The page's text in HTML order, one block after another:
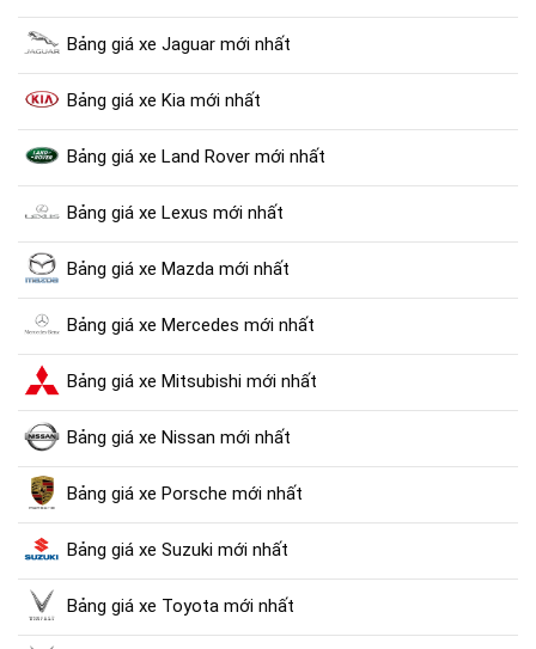
Bảng giá xe Jaguar mới nhất
Bảng giá xe Kia mới nhất
Bảng giá xe Land Rover mới nhất
Bảng giá xe Lexus mới nhất
Bảng giá xe Mazda mới nhất
Bảng giá xe Mercedes mới nhất
Bảng giá xe Mitsubishi mới nhất
Bảng giá xe Nissan mới nhất
Bảng giá xe Porsche mới nhất
Bảng giá xe Suzuki mới nhất
Bảng giá xe Toyota mới nhất